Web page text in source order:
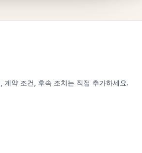
약 조건, 후속 조치는 직접 추가하세요.